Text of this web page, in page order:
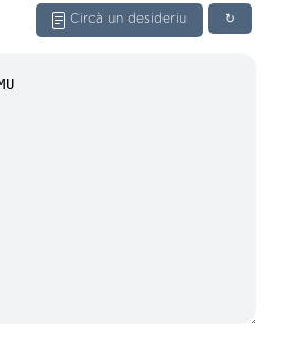
↻
Circà un desideriu